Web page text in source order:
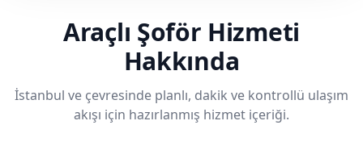
Araçlı Şoför Hizmeti
Hakkında
İstanbul ve çevresinde planlı, dakik ve kontrollü ulaşım
akışı için hazırlanmış hizmet içeriği.